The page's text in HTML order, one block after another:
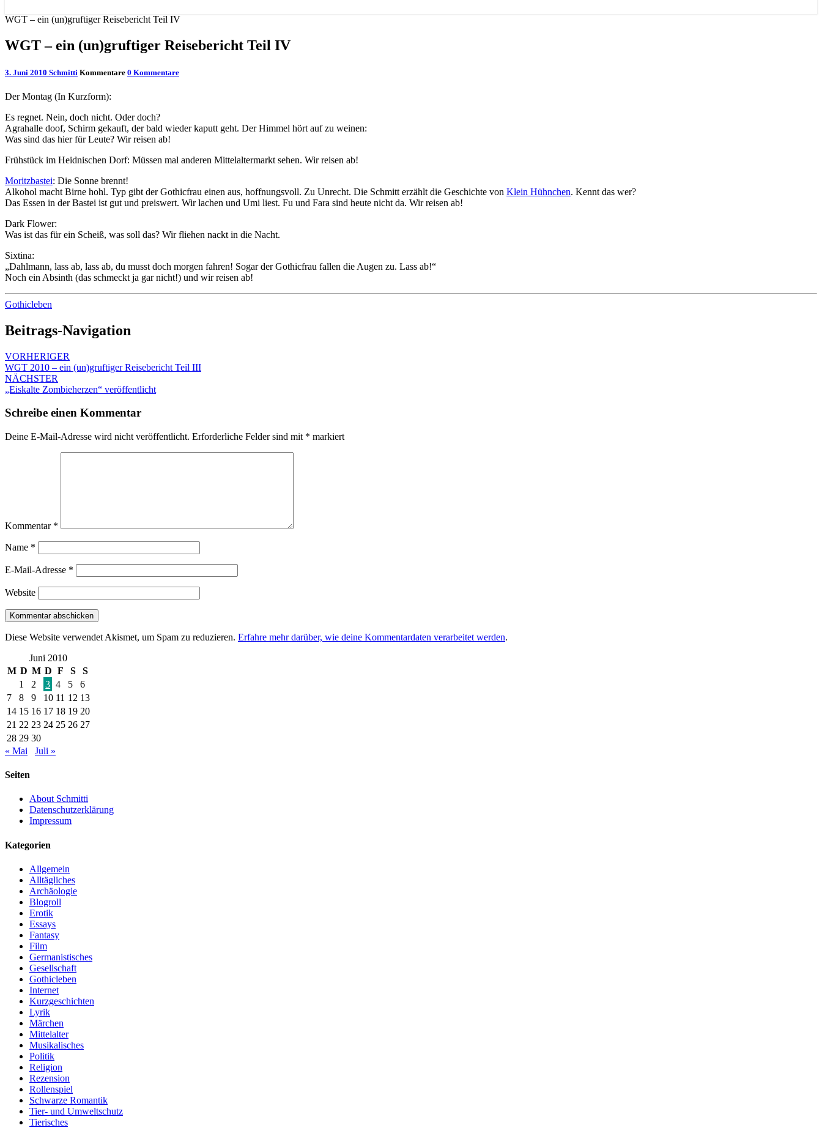
WGT – ein (un)gruftiger Reisebericht Teil IV
WGT – ein (un)gruftiger Reisebericht Teil IV
3. Juni 2010 Schmitti Kommentare 0 Kommentare
Der Montag (In Kurzform):
Es regnet. Nein, doch nicht. Oder doch?
Agrahalle doof, Schirm gekauft, der bald wieder kaputt geht. Der Himmel hört auf zu weinen:
Was sind das hier für Leute? Wir reisen ab!
Frühstück im Heidnischen Dorf: Müssen mal anderen Mittelaltermarkt sehen. Wir reisen ab!
Moritzbastei: Die Sonne brennt!
Alkohol macht Birne hohl. Typ gibt der Gothicfrau einen aus, hoffnungsvoll. Zu Unrecht. Die Schmitt erzählt die Geschichte von Klein Hühnchen. Kennt das wer?
Das Essen in der Bastei ist gut und preiswert. Wir lachen und Umi liest. Fu und Fara sind heute nicht da. Wir reisen ab!
Dark Flower:
Was ist das für ein Scheiß, was soll das? Wir fliehen nackt in die Nacht.
Sixtina:
„Dahlmann, lass ab, lass ab, du musst doch morgen fahren! Sogar der Gothicfrau fallen die Augen zu. Lass ab!“
Noch ein Absinth (das schmeckt ja gar nicht!) und wir reisen ab!
Gothicleben
Beitrags-Navigation
VORHERIGER
WGT 2010 – ein (un)gruftiger Reisebericht Teil III
NÄCHSTER
„Eiskalte Zombieherzen“ veröffentlicht
Schreibe einen Kommentar
Deine E-Mail-Adresse wird nicht veröffentlicht. Erforderliche Felder sind mit * markiert
Kommentar *
Name *
E-Mail-Adresse *
Website
Diese Website verwendet Akismet, um Spam zu reduzieren. Erfahre mehr darüber, wie deine Kommentardaten verarbeitet werden.
Juni 2010
M D M D F S
S
1
2 3 4 5
6
7
8 9 10 11 12 13
14 15 16 17 18 19 20
21 22 23 24 25 26 27
28 29 30
« Mai
Juli »
Seiten
About Schmitti
Datenschutzerklärung
Impressum
Kategorien
Allgemein
Alltägliches
Archäologie
Blogroll
Erotik
Essays
Fantasy
Film
Germanistisches
Gesellschaft
Gothicleben
Internet
Kurzgeschichten
Lyrik
Märchen
Mittelalter
Musikalisches
Politik
Religion
Rezension
Rollenspiel
Schwarze Romantik
Tier- und Umweltschutz
Tierisches